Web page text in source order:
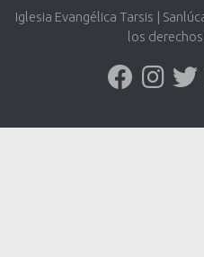
Iglesia Evangélica Tarsis |
los